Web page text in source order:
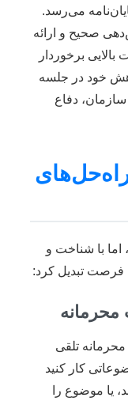
می‌رسد.
صحیح و ارائه
برخوردار
خود در جلسه
سازمان، دفاع
با شناخت و
فرصت تبدیل کرد:
تلقی
کار کنید
یا موضوع را